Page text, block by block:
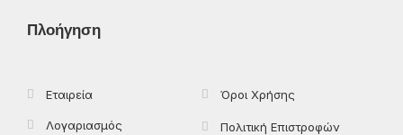
o t
Πλοήγηση
Εταιρεία
Λογαριασμός
Όροι Χρήσης
Πολιτική Επιστροφών